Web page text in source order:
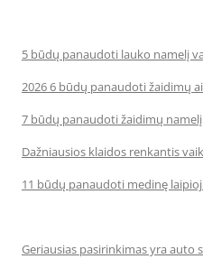
5 būdų panaudoti lauko namelį
2026 6 būdų panaudoti žaidimų
7 būdų panaudoti žaidimų
Dažniausios klaidos renkantis
11 būdų panaudoti medinę
Geriausias pasirinkimas yra auto